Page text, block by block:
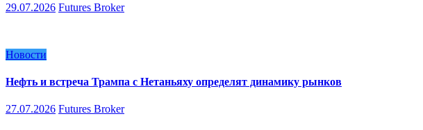
29.07.2026 Futures Broker
Новости
Нефть и встреча Трампа с Нетаньяху определят динамику рынков
27.07.2026 Futures Broker